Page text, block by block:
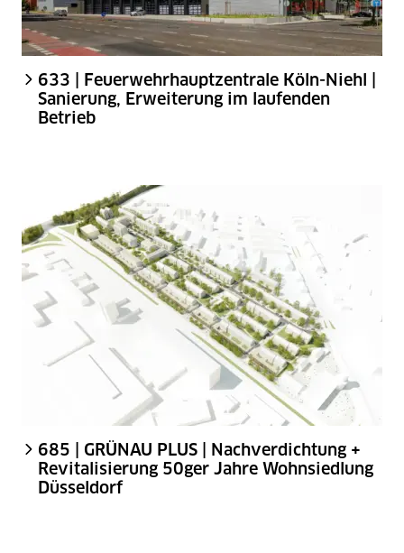
633 | Feuerwehrhauptzentrale Köln-Niehl |
Sanierung, Erweiterung im laufenden
Betrieb
685 | GRÜNAU PLUS | Nachverdichtung +
Revitalisierung 50ger Jahre Wohnsiedlung
Düsseldorf